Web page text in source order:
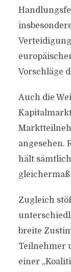
Vorschläge
Auch die
angesehen.
hält
Zugleich
breite
Teilnehmer
einer